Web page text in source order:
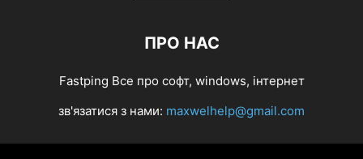
ПРО НАС
Fastping Все про софт, windows, інтернет
зв'язатися з нами: maxwelhelp@gmail.com